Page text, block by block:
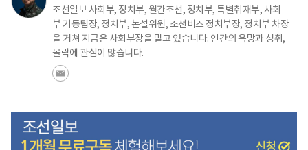
조선일보 사회부, 정치부, 월간조선, 정치부, 특별취재부, 사회
부 기동팀장, 정치부, 논설위원, 조선비즈 정치부장, 정치부 차장
을 거쳐 지금은 사회부장을 맡고 있습니다. 인간의 욕망과 성취,
몰락에 관심이 많습니다.